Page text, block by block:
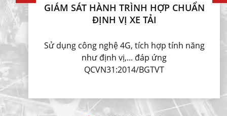
GIÁM SÁT HÀNH TRÌNH HỢP CHUẨN
ĐỊNH VỊ XE TẢI
Sử dụng công nghệ 4G, tích hợp tính năng
như định vị,... đáp ứng
QCVN31:2014/BGTVT